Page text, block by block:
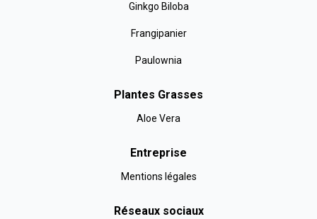
Ginkgo Biloba
Frangipanier
Paulownia
Plantes Grasses
Aloe Vera
Entreprise
Mentions légales
Réseaux sociaux